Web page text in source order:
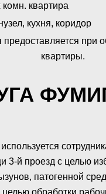
комн. квартира
кухня, коридор
предоставляется при
квартиры.
3-й проезд с целью
патогенной
целью обработки